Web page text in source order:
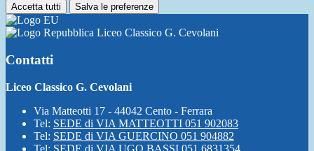
Accetta tutti Salva le preferenze
Liceo Classico G. Cevolani
Contatti
Liceo Classico G. Cevolani
Via Matteotti 17 - 44042 Cento - Ferrara
Tel: SEDE di VIA MATTEOTTI 051 902083
Tel: SEDE di VIA GUERCINO 051 904882
Tel: SEDE di VIA UGO BASSI 051 6831354